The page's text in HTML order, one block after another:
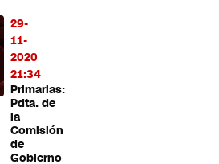
29-
11-
2020
21:34
Primarias:
Pdta. de
la
Comisión
de
Gobierno